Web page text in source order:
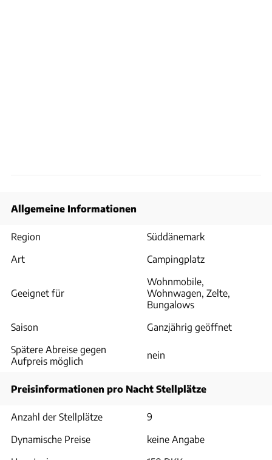
Allgemeine Informationen
Region
Süddänemark
Art
Campingplatz
Geeignet für
Wohnmobile,
Wohnwagen, Zelte,
Bungalows
Saison
Ganzjährig geöffnet
Spätere Abreise gegen
Aufpreis möglich
nein
Preisinformationen pro Nacht Stellplätze
Anzahl der Stellplätze
9
Dynamische Preise
keine Angabe